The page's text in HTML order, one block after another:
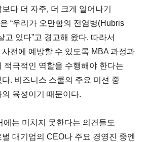
다 더 자주, 더 크게 일어나기
“우리가 오만함의 전염병(Hubris
고 있다”고 경고해 왔다. 따라서
전에 예방할 수 있도록 MBA 과정과
적극적인 역할을 수행해야 한다는
. 비즈니스 스쿨의 주요 미션 중
육성이기 때문이다.
에는 미치지 못한다는 의견들도
대기업의 CEO나 주요 경영진 중엔